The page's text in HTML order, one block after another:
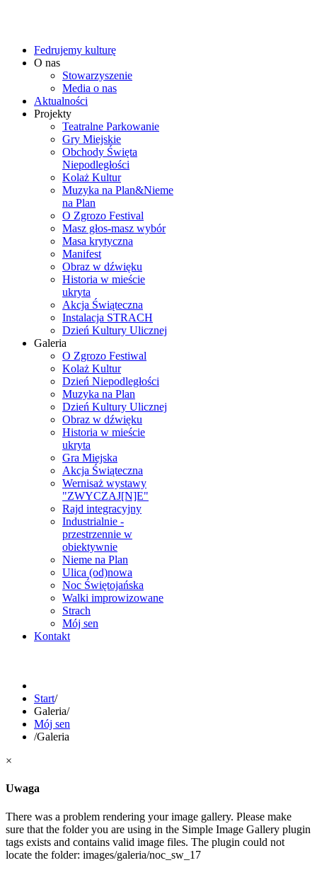
Fedrujemy kulturę
O nas
Stowarzyszenie
Media o nas
Aktualności
Projekty
Teatralne Parkowanie
Gry Miejskie
Obchody Święta
Niepodległości
Kolaż Kultur
Muzyka na Plan&Nieme
na Plan
O Zgrozo Festival
Masz głos-masz wybór
Masa krytyczna
Manifest
Obraz w dźwięku
Historia w mieście
ukryta
Akcja Świąteczna
Instalacja STRACH
Dzień Kultury Ulicznej
Galeria
O Zgrozo Festiwal
Kolaż Kultur
Dzień Niepodległości
Muzyka na Plan
Dzień Kultury Ulicznej
Obraz w dźwięku
Historia w mieście
ukryta
Gra Miejska
Akcja Świąteczna
Wernisaż wystawy
"ZWYCZAJ[N]E"
Rajd integracyjny
Industrialnie -
przestrzennie w
obiektywnie
Nieme na Plan
Ulica (od)nowa
Noc Świętojańska
Walki improwizowane
Strach
Mój sen
Kontakt
Start/
Galeria/
Mój sen
/Galeria
×
Uwaga
There was a problem rendering your image gallery. Please make
sure that the folder you are using in the Simple Image Gallery plugin
tags exists and contains valid image files. The plugin could not
locate the folder: images/galeria/noc_sw_17